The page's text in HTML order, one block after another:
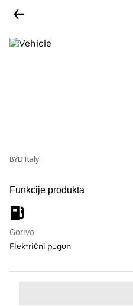
BYD Italy
Funkcije produkta
Gorivo
Električni pogon